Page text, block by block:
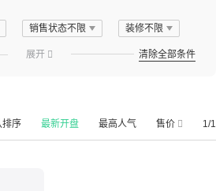
销售状态不限 装修不限
展开  清除全部条件
1/1
排序 最新开盘 最高人气 售价